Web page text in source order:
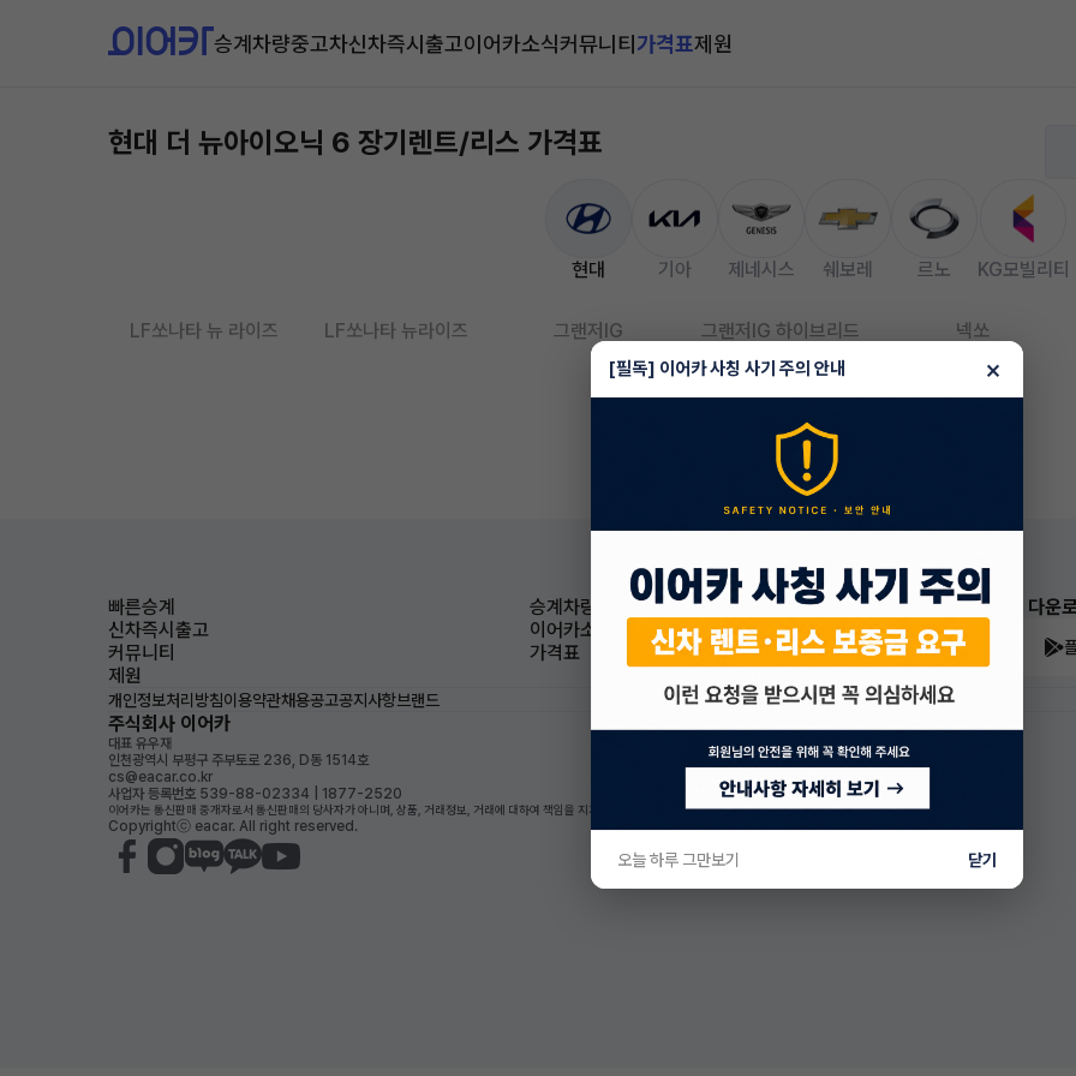
승계차량중고차신차즉시출고이어카소식커뮤니티가격표제원
현대 더 뉴아이오닉 6 장기렌트/리스 가격표
현대 기아 제네시스 쉐보레 르노 KG모빌리티
LF쏘나타 뉴 라이즈 LF쏘나타 뉴라이즈 그랜저IG 그랜저IG 하이브리드 넥쏘
빠른승계
승계차량
신차즉시출고
이어카소식
커뮤니티
가격표
제원
이어카 앱 다운
개인정보처리방침이용약관채용공고공지사항브랜드
주식회사 이어카
대표 유우재
인천광역시 부평구 주부토로 236, D동 1514호
cs@eacar.co.kr
사업자 등록번호 539-88-02334 | 1877-2520
이어카는 통신판매 중개자로서 통신판매의 당사자가 아니며, 상품, 거래정보, 거래에 대하여 책임을 지지 않습니다.
Copyrightⓒ eacar. All right reserved.
[필독] 이어카 사칭 사기 주의 안내 ×
오늘 하루 그만보기 닫기